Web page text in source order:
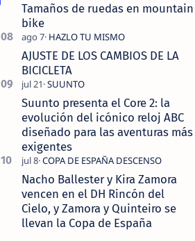
Tamaños de ruedas en mountain
bike
AJUSTE DE LOS CAMBIOS DE LA
BICICLETA
Suunto presenta el Core 2: la
evolución del icónico reloj ABC
diseñado para las aventuras más
exigentes
Nacho Ballester y Kira Zamora
vencen en el DH Rincón del
Cielo, y Zamora y Quinteiro se
llevan la Copa de España